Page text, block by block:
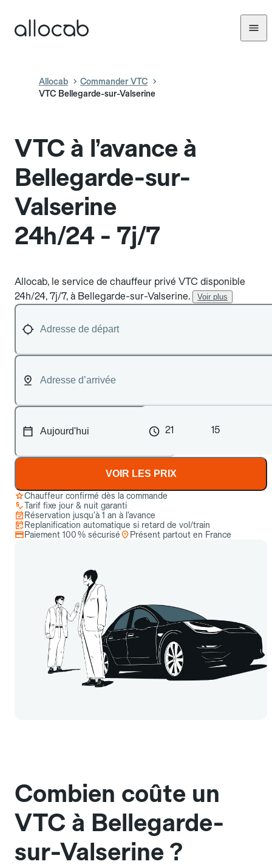
Allocab
Commander VTC
VTC Bellegarde-sur-Valserine
VTC à l’avance à
Bellegarde-sur-
Valserine
24h/24 - 7j/7
Allocab, le service de chauffeur privé VTC disponible
24h/24, 7j/7, à Bellegarde-sur-Valserine.
Voir plus
21 15
VOIR LES PRIX
Chauffeur confirmé dès la commande
Tarif fixe jour & nuit garanti
Réservation jusqu’à 1 an à l’avance
Replanification automatique si retard de vol/train
Paiement 100 % sécurisé
Présent partout en France
Combien coûte un
VTC à Bellegarde-
sur-Valserine ?